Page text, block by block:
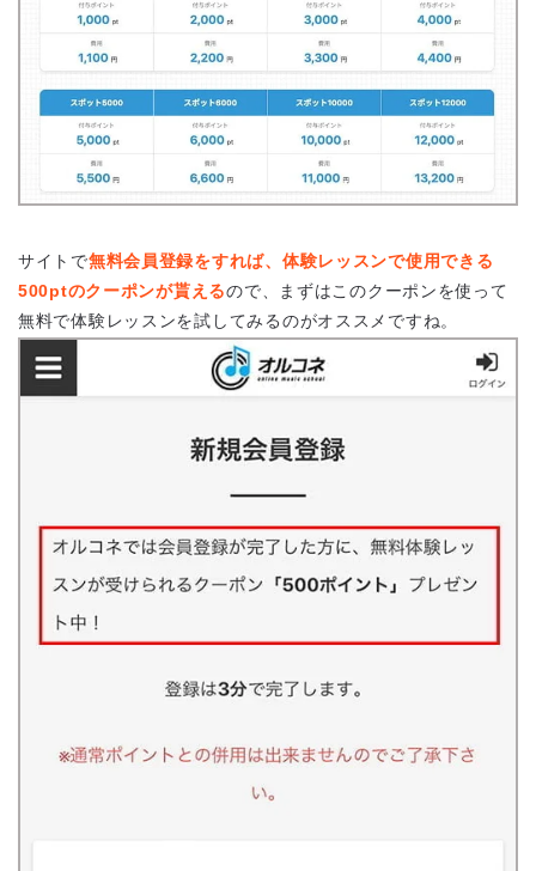
サイトで無料会員登録をすれば、体験レッスンで使用できる
500ptのクーポンが貰えるので、まずはこのクーポンを使って
無料で体験レッスンを試してみるのがオススメですね。